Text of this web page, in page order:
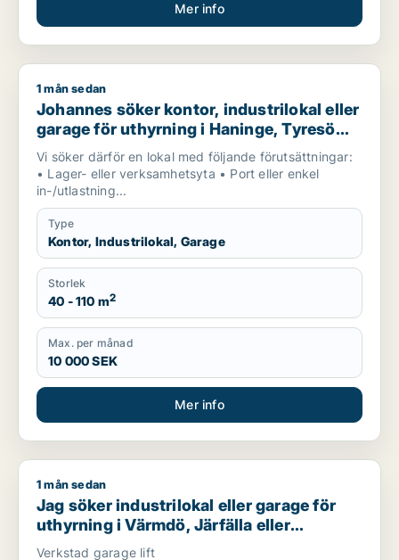
Mer info
Johannes söker kontor, industrilokal eller garage för
1 mån sedan
Johannes söker kontor, industrilokal eller
garage för uthyrning i Haninge, Tyresö
eller Nacka m.fl.
Vi söker därför en lokal med följande förutsättningar:
• Lager- eller verksamhetsyta • Port eller enkel
in-/utlastning...
Type
Kontor, Industrilokal, Garage
Storlek
40 - 110 m2
Max. per månad
10 000 SEK
Mer info
Jag söker industrilokal eller garage för uthyrning i Värmdö,
1 mån sedan
Jag söker industrilokal eller garage för
uthyrning i Värmdö, Järfälla eller
Huddinge m.fl.
Verkstad garage lift